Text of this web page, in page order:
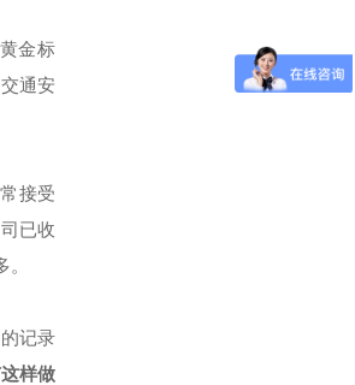
金标
通安
接受
已收
记录
样做